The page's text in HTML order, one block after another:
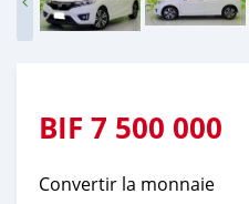
BIF 7 500 000
Convertir la monnaie